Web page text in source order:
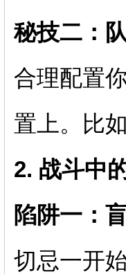
秘技二：
合理配置
置上。比
2. 战斗中
陷阱一：
切忌一开